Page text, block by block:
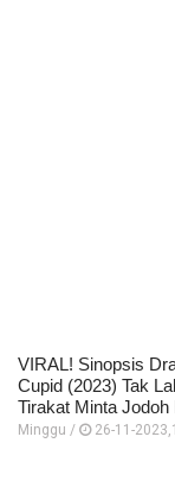
VIRAL! Sinopsis
Cupid (2023) Tak
Tirakat Minta
Minggu / 26-11-